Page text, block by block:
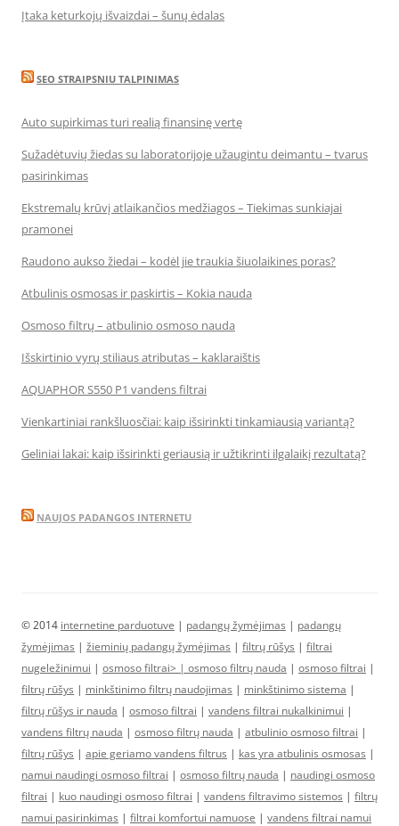
Įtaka keturkojų išvaizdai – šunų ėdalas
SEO STRAIPSNIU TALPINIMAS
Auto supirkimas turi realią finansinę vertę
Sužadėtuvių žiedas su laboratorijoje užaugintu deimantu – tvarus
pasirinkimas
Ekstremalų krūvį atlaikančios medžiagos – Tiekimas sunkiajai
pramonei
Raudono aukso žiedai – kodėl jie traukia šiuolaikines poras?
Atbulinis osmosas ir paskirtis – Kokia nauda
Osmoso filtrų – atbulinio osmoso nauda
Išskirtinio vyrų stiliaus atributas – kaklaraištis
AQUAPHOR S550 P1 vandens filtrai
Vienkartiniai rankšluosčiai: kaip išsirinkti tinkamiausią variantą?
Geliniai lakai: kaip išsirinkti geriausią ir užtikrinti ilgalaikį rezultatą?
NAUJOS PADANGOS INTERNETU
© 2014 internetine parduotuve | padangų žymėjimas | padangų
žymėjimas | žieminių padangų žymėjimas | filtrų rūšys | filtrai
nugeležinimui | osmoso filtrai> | osmoso filtrų nauda | osmoso filtrai |
filtrų rūšys | minkštinimo filtrų naudojimas | minkštinimo sistema |
filtrų rūšys ir nauda | osmoso filtrai | vandens filtrai nukalkinimui |
vandens filtrų nauda | osmoso filtrų nauda | atbulinio osmoso filtrai |
filtrų rūšys | apie geriamo vandens filtrus | kas yra atbulinis osmosas |
namui naudingi osmoso filtrai | osmoso filtrų nauda | naudingi osmoso
filtrai | kuo naudingi osmoso filtrai | vandens filtravimo sistemos | filtrų
namui pasirinkimas | filtrai komfortui namuose | vandens filtrai namui